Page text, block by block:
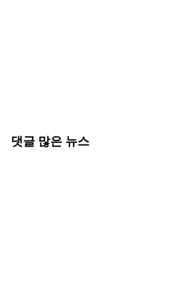
댓글 많은 뉴스